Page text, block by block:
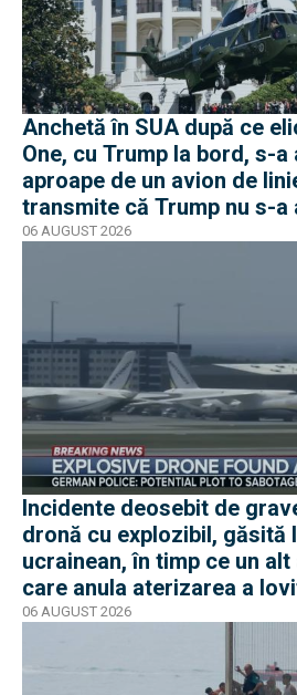
Anchetă în SUA după ce
One, cu Trump la bord, s-a
aproape de un avion de
transmite că Trump nu s-a
moment în pericol
06 AUGUST 2026
Incidente deosebit de
dronă cu explozibil, găsită
ucrainean, în timp ce un
care anula aterizarea a
06 AUGUST 2026